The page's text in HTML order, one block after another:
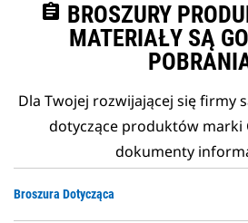
assignment BROSZURY
MATERIAŁY SĄ
Dla Twojej rozwijającej się firmy
dotyczące produktów marki
dokumenty
Broszura Dotycząca